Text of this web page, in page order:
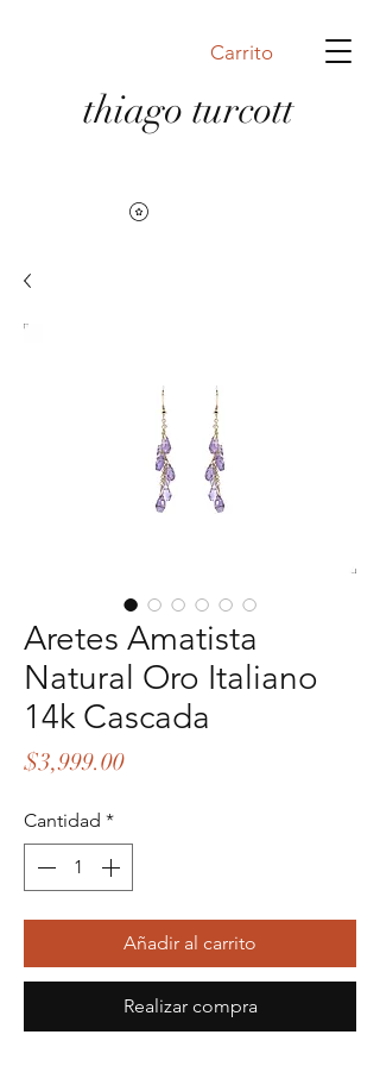
Carrito
thiago turcott
Aretes Amatista
Natural Oro Italiano
14k Cascada
$3,999.00Precio
Cantidad *
Añadir al carrito
Realizar compra